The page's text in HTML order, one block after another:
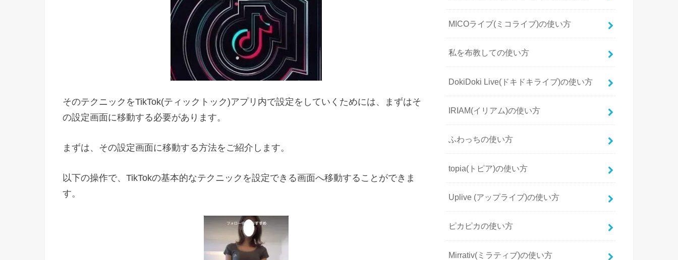
そのテクニックをTikTok(ティックトック)アプリ内で設定をしていくためには、まずはそ
の設定画面に移動する必要があります。
まずは、その設定画面に移動する方法をご紹介します。
以下の操作で、TikTokの基本的なテクニックを設定できる画面へ移動することができま
す。
MICOライブ(ミコライブ)の使い方
私を布教しての使い方
DokiDoki Live(ドキドキライブ)の使い方
IRIAM(イリアム)の使い方
ふわっちの使い方
topia(トピア)の使い方
Uplive (アップライブ)の使い方
ピカピカの使い方
Mirrativ(ミラティブ)の使い方